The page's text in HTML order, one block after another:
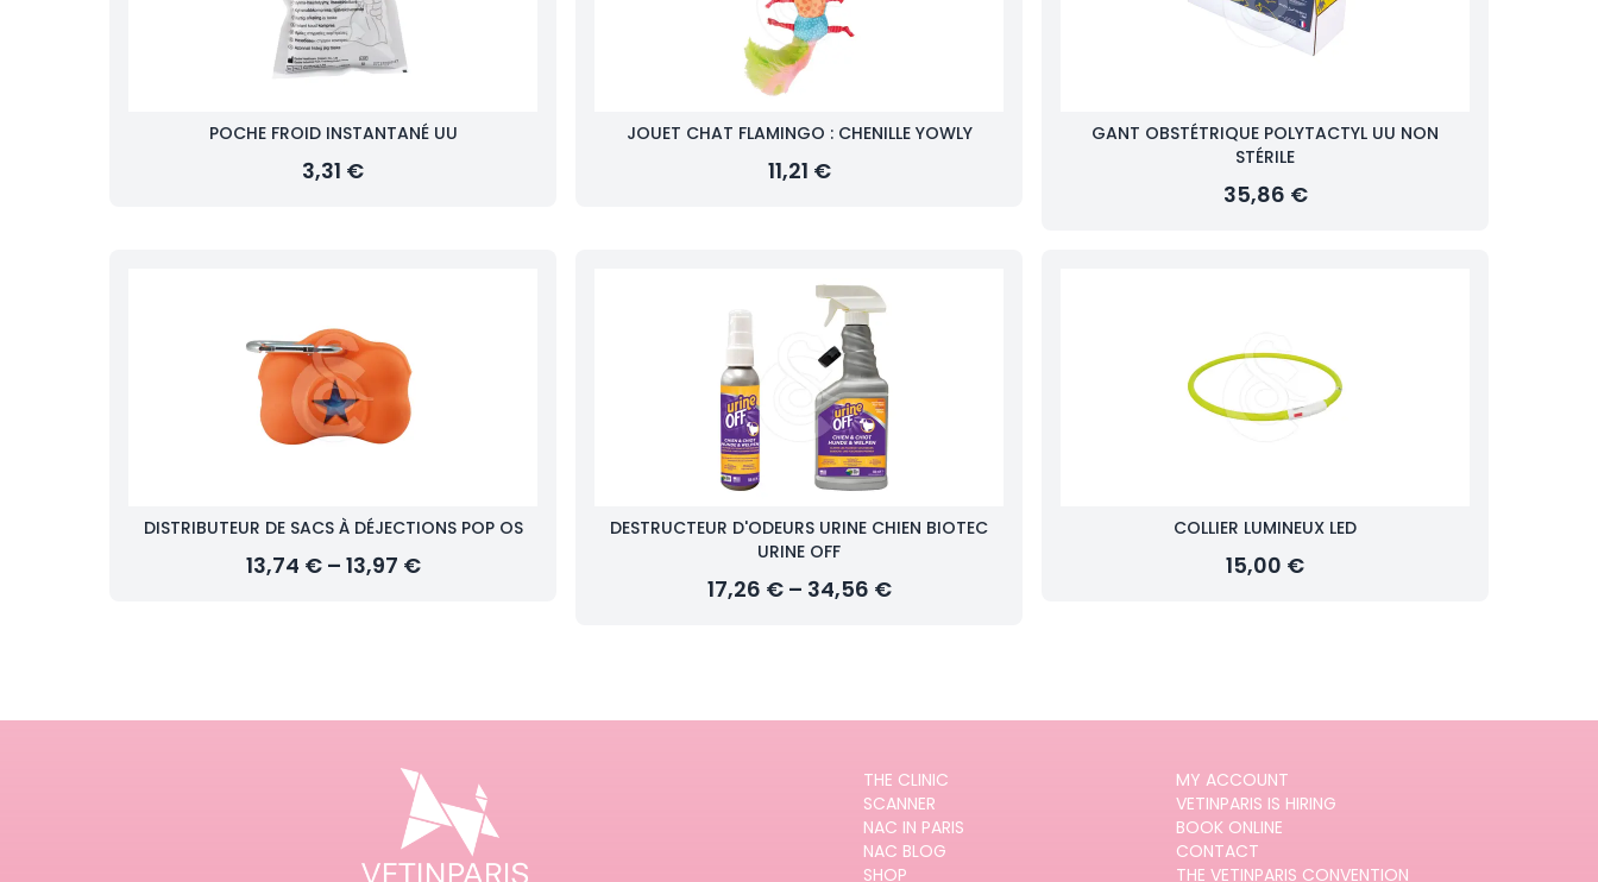
POCHE FROID INSTANTANÉ UU
3,31 €
JOUET CHAT FLAMINGO : CHENILLE YOWLY
11,21 €
GANT OBSTÉTRIQUE POLYTACTYL UU NON
STÉRILE
35,86 €
DISTRIBUTEUR DE SACS À DÉJECTIONS POP OS
13,74 € – 13,97 €
DESTRUCTEUR D'ODEURS URINE CHIEN BIOTEC
URINE OFF
17,26 € – 34,56 €
COLLIER LUMINEUX LED
15,00 €
THE CLINIC
SCANNER
NAC IN PARIS
NAC BLOG
SHOP
MY ACCOUNT
VETINPARIS IS HIRING
BOOK ONLINE
CONTACT
THE VETINPARIS CONVENTION